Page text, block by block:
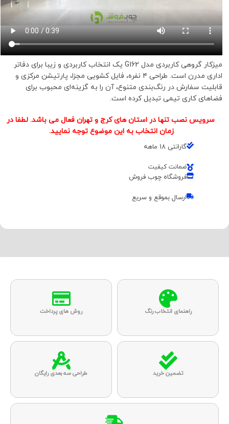
میزکار گروهی کاربردی مدل G162 یک انتخاب کاربردی و زیبا برای دفاتر
اداری مدرن است. طراحی ۴ نفره، فایل کشویی مجزا، پارتیشن مرکزی و
قابلیت سفارش در رنگ‌بندی متنوع، آن را به گزینه‌ای محبوب برای
فضاهای کاری تیمی تبدیل کرده است.
سرویس نصب تنها در استان های کرج و تهران فعال می باشد. لطفا در
زمان انتخاب به این موضوع توجه نمایید.
گارانتی 18 ماهه
ضمانت کیفیت
فروشگاه چوب فروش
ارسال بموقع و سریع
راهنمای انتخاب رنگ روش های پرداخت
تضمین خرید طراحی سه بعدی رایگان